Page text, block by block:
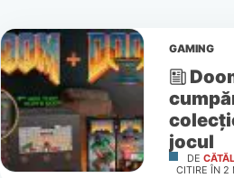
GAMING
jocul
DE
CITIRE ÎN 2